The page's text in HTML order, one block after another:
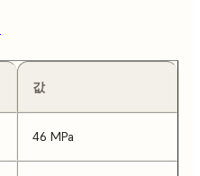
값
46 MPa